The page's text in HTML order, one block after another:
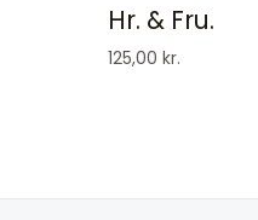
Hr. & Fru.
125,00kr.